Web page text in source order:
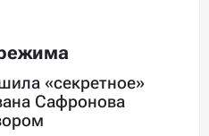
«секретное»
Сафронова